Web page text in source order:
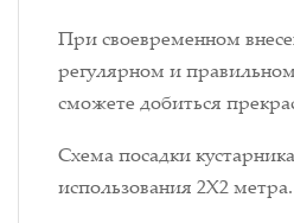
При своевременном
регулярном и
сможете добиться
Схема посадки
использования 2Х2 метра.